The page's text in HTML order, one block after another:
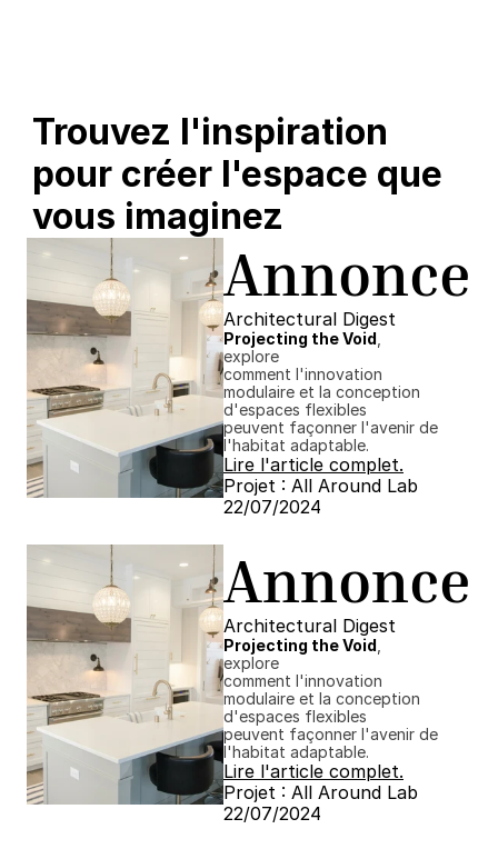
Trouvez l'inspiration
pour créer l'espace que
vous imaginez
Annonce
Architectural Digest
Projecting the Void
explore
comment l'innovation
modulaire et la conception
d'espaces flexibles
peuvent façonner l'avenir de
l'habitat adaptable.
Lire l'article complet.
Projet : All Around Lab
22/07/2024 ​​
Annonce
Architectural Digest
Projecting the Void
explore
comment l'innovation
modulaire et la conception
d'espaces flexibles
peuvent façonner l'avenir de
l'habitat adaptable.
Lire l'article complet.
Projet : All Around Lab
22/07/2024 ​​